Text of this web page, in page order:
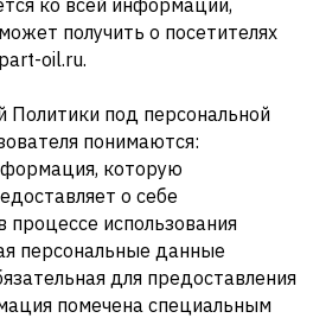
получить о посетителях
oil.ru.
Политики под персональной
понимаются:
которую
о себе
процессе использования
персональные данные
для предоставления
помечена специальным